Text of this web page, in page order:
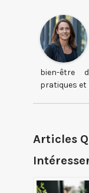
bien-être
pratiques et
Articles